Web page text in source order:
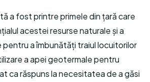
a fost printre primele din țară care
acestei resurse naturale și a
pentru a îmbunătăți traiul locuitorilor
a apei geotermale pentru
ca răspuns la necesitatea de a găsi